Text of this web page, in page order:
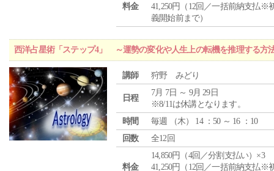
料金
41,250円（12回／一括前納支払※
義開始前まで）
西洋占星術「ステップ4」 ～運勢の変化や人生上の転機を推理する方
講師 狩野 みどり
日程
7月 7日 ～ 9月 29日
※8/11は休講となります。
時間
毎週 （木） 14 ：50 ～ 16 ：10
回数
全12回
料金
14,850円（4回／分割支払い）×3
41,250円（12回／一括前納支払※